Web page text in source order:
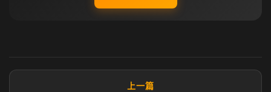
上一篇